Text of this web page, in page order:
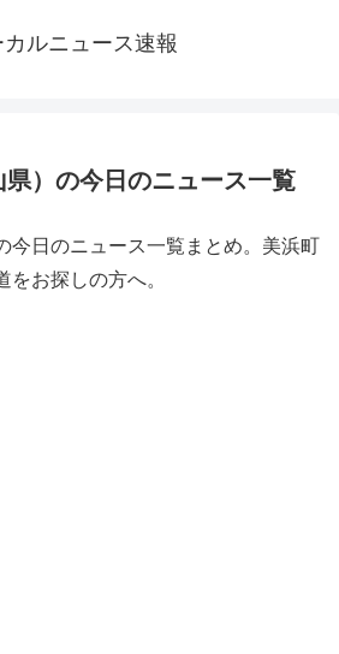
カルニュース速報
）の今日のニュース一覧
今日のニュース一覧まとめ。美浜町
をお探しの方へ。